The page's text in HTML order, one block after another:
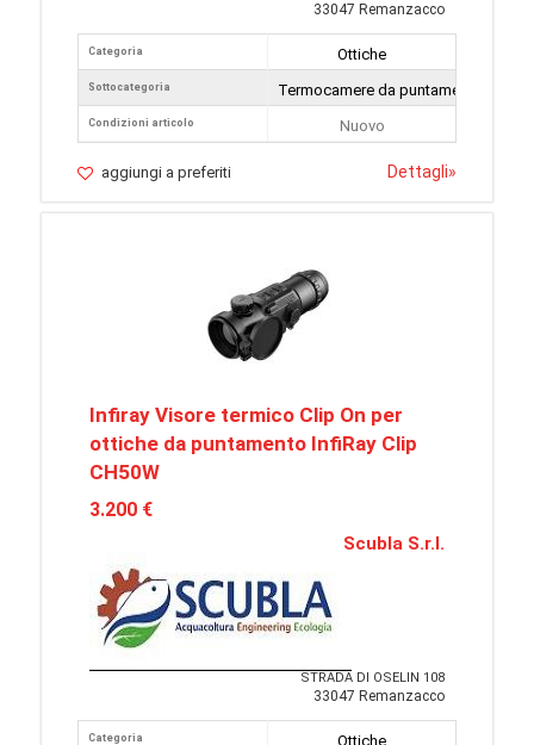
33047 Remanzacco
Categoria
Sottocategoria
Condizioni articolo
Ottiche
Termocamere da puntamento
Nuovo
aggiungi a preferiti Dettagli»
Infiray Visore termico Clip On per
ottiche da puntamento InfiRay Clip
CH50W
3.200 €
Scubla S.r.l.
STRADA DI OSELIN 108
33047 Remanzacco
Categoria
Ottiche